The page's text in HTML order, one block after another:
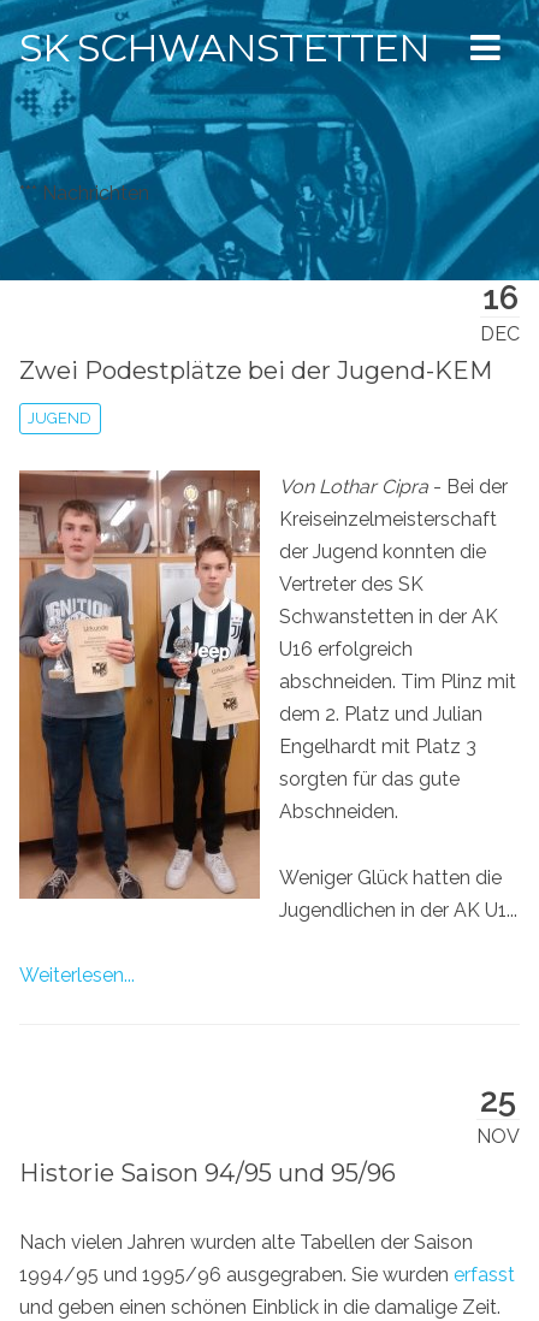
SK SCHWANSTETTEN
*** Nachrichten
16
DEC
Zwei Podestplätze bei der Jugend-KEM
JUGEND
Von Lothar Cipra - Bei der
Kreiseinzelmeisterschaft
der Jugend konnten die
Vertreter des SK
Schwanstetten in der AK
U16 erfolgreich
abschneiden. Tim Plinz mit
dem 2. Platz und Julian
Engelhardt mit Platz 3
sorgten für das gute
Abschneiden.
Weniger Glück hatten die
Jugendlichen in der AK U1...
Weiterlesen...
25
NOV
Historie Saison 94/95 und 95/96
Nach vielen Jahren wurden alte Tabellen der Saison
1994/95 und 1995/96 ausgegraben. Sie wurden erfasst
und geben einen schönen Einblick in die damalige Zeit.